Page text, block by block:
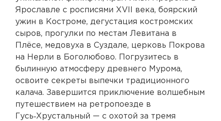
Ярославле с росписями XVII века, боярский
ужин в Костроме, дегустация костромских
сыров, прогулки по местам Левитана в
Плёсе, медовуха в Суздале, церковь Покрова
на Нерли в Боголюбово. Погрузитесь в
былинную атмосферу древнего Мурома,
освоите секреты выпечки традиционного
калача. Завершится приключение волшебным
путешествием на ретропоезде в
Гусь‑Хрустальный — с охотой за тремя